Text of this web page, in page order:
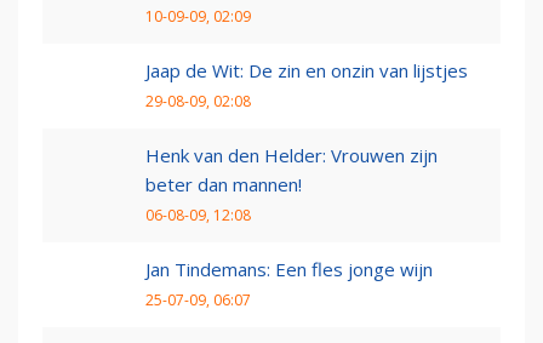
10-09-09, 02:09
Jaap de Wit: De zin en onzin van lijstjes
29-08-09, 02:08
Henk van den Helder: Vrouwen zijn
beter dan mannen!
06-08-09, 12:08
Jan Tindemans: Een fles jonge wijn
25-07-09, 06:07